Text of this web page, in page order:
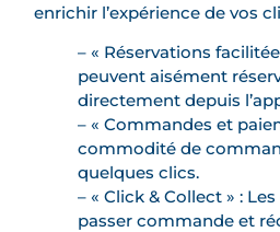
enrichir l’expérience de vos
– « Réservations
peuvent aisément
directement depuis
– « Commandes et
commodité de
quelques clics.
– « Click & Collect » :
passer commande et